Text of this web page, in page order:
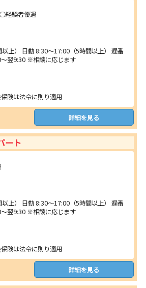
経験者優遇
上） 日勤 8:30～17:00（5時間以上） 遅番
翌9:30 ※相談に応じます
険は法令に則り適用
詳細を見る
ート
上） 日勤 8:30～17:00（5時間以上） 遅番
翌9:30 ※相談に応じます
険は法令に則り適用
詳細を見る